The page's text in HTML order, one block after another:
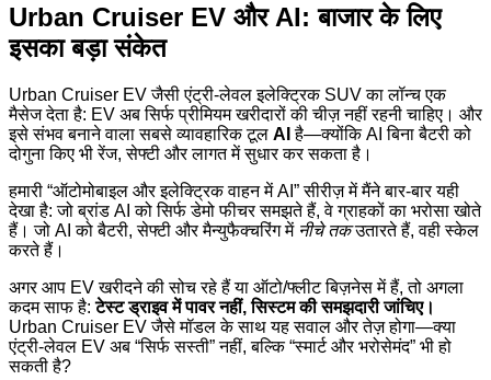
Urban Cruiser EV और AI: बाजार के लिए
इसका बड़ा संकेत
Urban Cruiser EV जैसी एंट्री-लेवल इलेक्ट्रिक SUV का लॉन्च एक
मैसेज देता है: EV अब सिर्फ प्रीमियम खरीदारों की चीज़ नहीं रहनी चाहिए। और
इसे संभव बनाने वाला सबसे व्यावहारिक टूल AI है—क्योंकि AI बिना बैटरी को
दोगुना किए भी रेंज, सेफ्टी और लागत में सुधार कर सकता है।
हमारी “ऑटोमोबाइल और इलेक्ट्रिक वाहन में AI” सीरीज़ में मैंने बार-बार यही
देखा है: जो ब्रांड AI को सिर्फ डेमो फीचर समझते हैं, वे ग्राहकों का भरोसा खोते
हैं। जो AI को बैटरी, सेफ्टी और मैन्युफैक्चरिंग में नीचे तकउतारते हैं, वही स्केल
करते हैं।
अगर आप EV खरीदने की सोच रहे हैं या ऑटो/फ्लीट बिज़नेस में हैं, तो अगला
कदम साफ है:टेस्ट ड्राइव में पावर नहीं, सिस्टम की समझदारी जांचिए।
Urban Cruiser EV जैसे मॉडल के साथ यह सवाल और तेज़ होगा—क्या
एंट्री-लेवल EV अब “सिर्फ सस्ती” नहीं, बल्कि “स्मार्ट और भरोसेमंद” भी हो
सकती है?